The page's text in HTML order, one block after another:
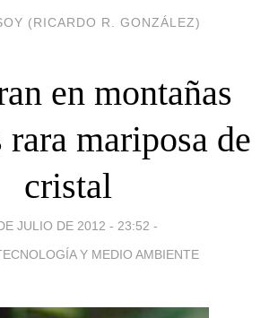
(RICARDO R. GONZÁLEZ)
en montañas
rara mariposa de
cristal
JULIO DE 2012 - 23:52 -
Y MEDIO AMBIENTE